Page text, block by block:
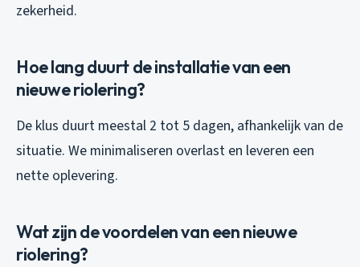
zekerheid.
Hoe lang duurt de installatie van een
nieuwe riolering?
De klus duurt meestal 2 tot 5 dagen, afhankelijk van de
situatie. We minimaliseren overlast en leveren een
nette oplevering.
Wat zijn de voordelen van een nieuwe
riolering?